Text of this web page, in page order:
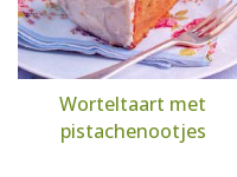
Worteltaart met
pistachenootjes